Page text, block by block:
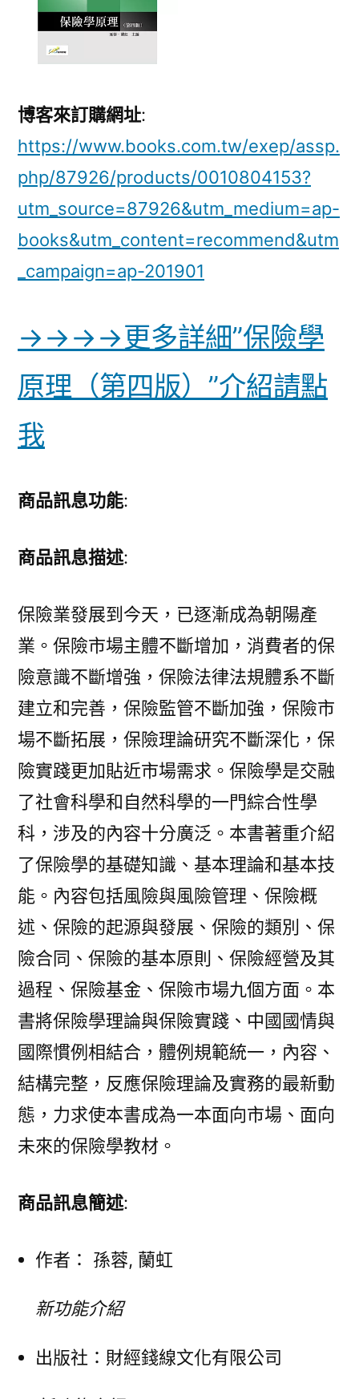
博客來訂購網址:
https://www.books.com.tw/exep/assp.
php/87926/products/0010804153?
utm_source=87926&utm_medium=ap-
books&utm_content=recommend&utm
_campaign=ap-201901
→→→→更多詳細”保險學
原理（第四版）”介紹請點
我
商品訊息功能:
商品訊息描述:
保險業發展到今天，已逐漸成為朝陽產
業。保險市場主體不斷增加，消費者的保
險意識不斷增強，保險法律法規體系不斷
建立和完善，保險監管不斷加強，保險市
場不斷拓展，保險理論研究不斷深化，保
險實踐更加貼近市場需求。保險學是交融
了社會科學和自然科學的一門綜合性學
科，涉及的內容十分廣泛。本書著重介紹
了保險學的基礎知識、基本理論和基本技
能。內容包括風險與風險管理、保險概
述、保險的起源與發展、保險的類別、保
險合同、保險的基本原則、保險經營及其
過程、保險基金、保險市場九個方面。本
書將保險學理論與保險實踐、中國國情與
國際慣例相結合，體例規範統一，內容、
結構完整，反應保險理論及實務的最新動
態，力求使本書成為一本面向市場、面向
未來的保險學教材。
商品訊息簡述:
作者： 孫蓉, 蘭虹
新功能介紹
出版社： 財經錢線文化有限公司